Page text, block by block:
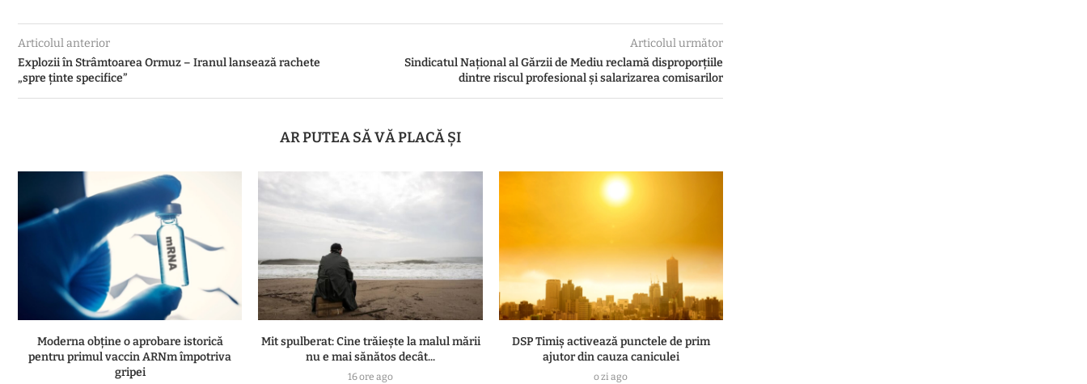
Articolul anterior
Explozii în Strâmtoarea Ormuz – Iranul lansează rachete
„spre ținte specifice”
Articolul următor
Sindicatul Naţional al Gărzii de Mediu reclamă disproporțiile
dintre riscul profesional și salarizarea comisarilor
AR PUTEA SĂ VĂ PLACĂ ȘI
Moderna obține o aprobare istorică
pentru primul vaccin ARNm împotriva
gripei
Mit spulberat: Cine trăiește la malul mării
nu e mai sănătos decât...
16 ore ago
DSP Timiș activează punctele de prim
ajutor din cauza caniculei
o zi ago